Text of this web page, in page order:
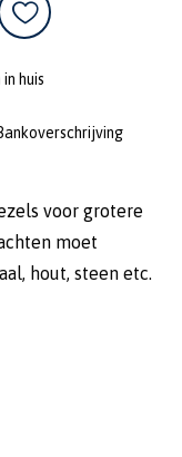
huis
voor grotere
moet
hout, steen etc.